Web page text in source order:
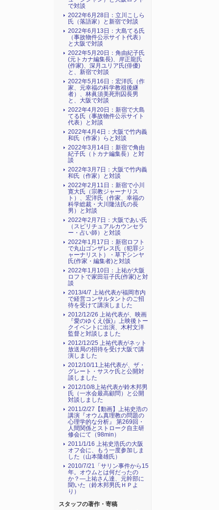
で対談
2022年6月28日：立川こしら
氏（落語家）と新宿で対談
2022年6月13日：大島てる氏
（事故物件公示サイト代表）
と大阪で対談
2022年5月20日：角由紀子氏
(元トカナ編集長)、岸正龍氏
(作家)、深月ユリア氏(俳優)
と、新宿で対談
2022年5月16日：宏洋氏（作
家、元幸福の科学教祖後継
者）、林眞須美死刑囚長男
と、大阪で対談
2022年4月20日：新宿で大島
てる氏（事故物件公示サイト
代表）と対談
2022年4月4日：大阪で竹内義
和氏（作家）らと対談
2022年3月14日：新宿で角由
紀子氏（トカナ編集長）と対
談
2022年3月7日：大阪で竹内義
和氏（作家）と対談
2022年2月11日：新宿で小川
寛大氏（宗教ジャーナリス
ト）、宏洋氏（作家、幸福の
科学総裁・大川隆法氏の長
男）と対談
2022年2月7日：大阪であい氏
（スピリチュアルカウンセラ
ー・占い師）と対談
2022年1月17日：新宿ロフト
で丸山ゴンザレス氏（犯罪ジ
ャーナリスト）・草下シンヤ
氏(作家・編集者)と対談
2022年1月10日：上祐が大阪
ロフトで家田荘子氏(作家)と対
談
2013/4/7 上祐代表が福岡市内
で経営コンサルタントのご招
待を受けて講演しました
2012/12/26 上祐代表が、映画
『愛のゆくえ(仮)』上映後トー
クイベントに出演、木村文洋
監督と対談しました
2012/12/25 上祐代表がネット
放送局の招待を受け大阪で講
演しました
2012/10/11上祐代表が、ザ・
グレート・サスケ氏と公開対
談しました
2012/10/8上祐代表が鈴木邦男
氏（一水会最高顧問）と公開
対談しました
2011/2/27【動画】上祐史浩の
講演『オウム真理教の問題の
心理学的な分析』 第269回・
人間関係とストローク自主研
修会にて（98min）
2011/1/16 上祐史浩氏の大阪
オフ会に、もう一度参加しま
した（山本隆雄氏）
2010/7/21「サリン事件から15
年。オウムとは何だったの
か？―上祐さん達、元幹部に
聞いた（鈴木邦男氏ＨＰよ
り）
スタッフの著作・寄稿